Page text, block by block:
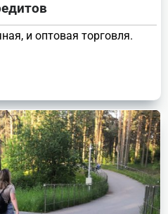
и оптовая торговля.